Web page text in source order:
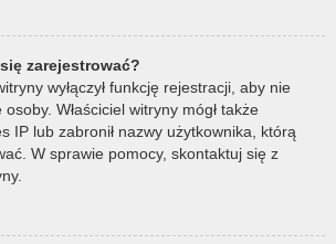
zarejestrować?
wyłączył funkcję rejestracji, aby nie
Właściciel witryny mógł także
IP lub zabronił nazwy użytkownika, którą
W sprawie pomocy, skontaktuj się z